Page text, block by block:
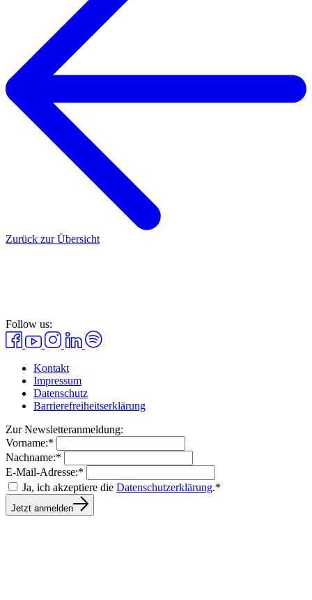
Zurück zur Übersicht
Follow us:
Kontakt
Impressum
Datenschutz
Barrierefreiheitserklärung
Zur Newsletteranmeldung:
Vorname:*
Nachname:*
E-Mail-Adresse:*
Ja, ich akzeptiere die Datenschutzerklärung.*
Jetzt anmelden